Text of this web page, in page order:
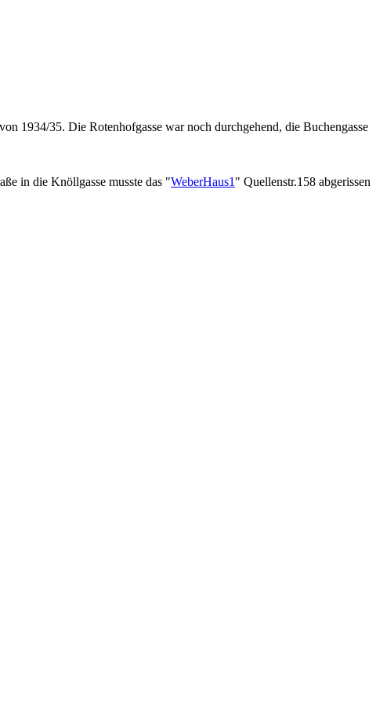
1934/35. Die Rotenhofgasse war noch durchgehend, die Buchengasse
in die Knöllgasse musste das "WeberHaus1 " Quellenstr.158 abgerissen